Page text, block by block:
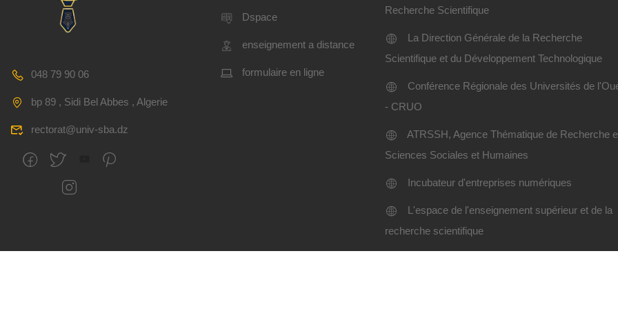
048 79 90 06
bp 89 , Sidi Bel Abbes , Algerie
rectorat@univ-sba.dz
Dspace
enseignement a distance
formulaire en ligne
Recherche Scientifique
La Direction Générale de la Recherche
Scientifique et du Développement Technologique
Conférence Régionale des Universités de
- CRUO
ATRSSH, Agence Thématique de Recherche
Sciences Sociales et Humaines
Incubateur d'entreprises numériques
L'espace de l'enseignement supérieur et de la
recherche scientifique